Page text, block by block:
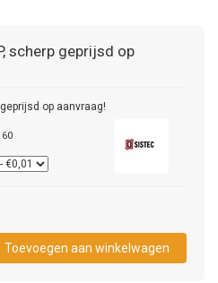
scherp geprijsd op
op aanvraag!
Toevoegen aan winkelwagen